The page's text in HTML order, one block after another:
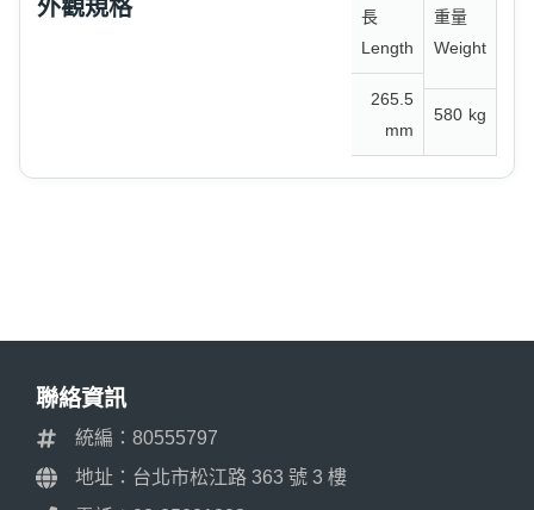
外觀規格
長
Length
265.5
mm
重量
Weight
580 kg
聯絡資訊
統編：80555797
地址：台北市松江路 363 號 3 樓